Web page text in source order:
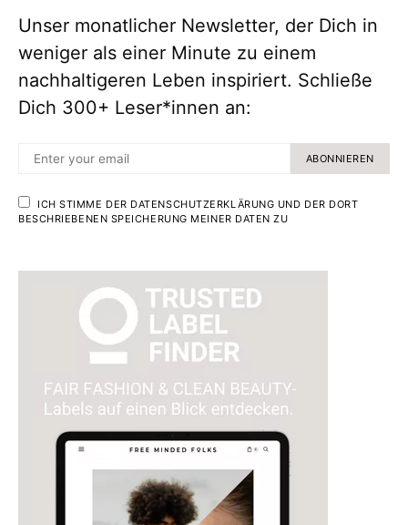
Unser monatlicher Newsletter, der Dich in
weniger als einer Minute zu einem
nachhaltigeren Leben inspiriert. Schließe
Dich 300+ Leser*innen an:
ABONNIEREN
ICH STIMME DER DATENSCHUTZERKLÄRUNG UND DER DORT
BESCHRIEBENEN SPEICHERUNG MEINER DATEN ZU